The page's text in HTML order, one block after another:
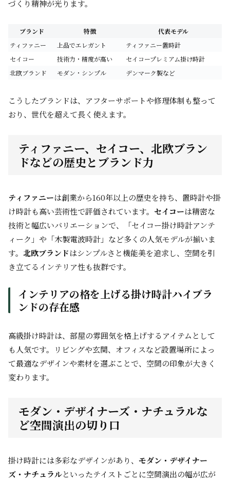
づくり精神が光ります。
ブランド 特徴
代表モデル
ティファニー
上品でエレガント
ティファニー置時計
セイコー
技術力・精度が高い
セイコープレミアム掛け時計
北欧ブランド
モダン・シンプル デンマーク製など
こうしたブランドは、アフターサポートや修理体制も整って
おり、世代を超えて長く使えます。
ティファニー、セイコー、北欧ブラン
ドなどの歴史とブランド力
ティファニーは創業から160年以上の歴史を持ち、置時計や掛
け時計も高い芸術性で評価されています。 セイコーは精密な
技術と幅広いバリエーションで、「セイコー掛け時計アンテ
ィーク」や「木製電波時計」など多くの人気モデルが揃いま
す。 北欧ブランドはシンプルさと機能美を追求し、空間を引
き立てるインテリア性も抜群です。
インテリアの格を上げる掛け時計ハイブラ
ンドの存在感
高級掛け時計は、部屋の雰囲気を格上げするアイテムとして
も人気です。リビングや玄関、オフィスなど設置場所によっ
て最適なデザインや素材を選ぶことで、空間の印象が大きく
変わります。
モダン・デザイナーズ・ナチュラルな
ど空間演出の切り口
掛け時計には多彩なデザインがあり、 モダン・デザイナー
ズ・ナチュラルといったテイストごとに空間演出の幅が広が